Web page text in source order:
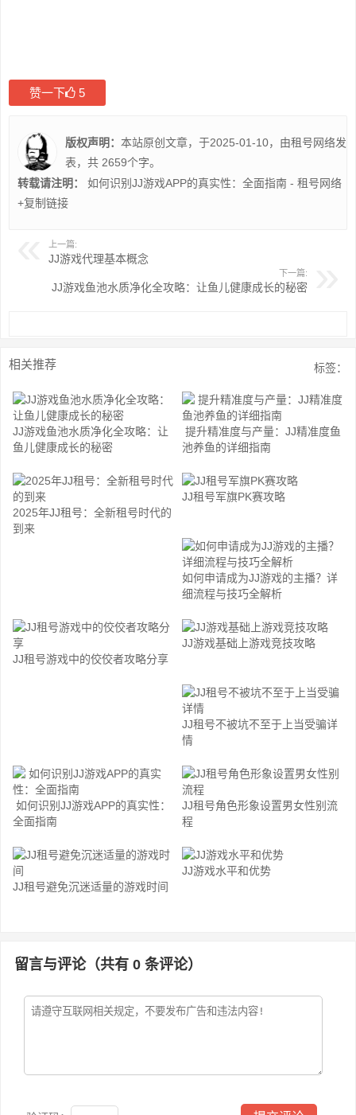
赞一下 5
版权声明： 本站原创文章，于2025-01-10，由租号网络发
表，共 2659个字。
转载请注明：
如何识别JJ游戏APP的真实性：全面指南 - 租号网络
+复制链接
上一篇:
JJ游戏代理基本概念
下一篇:
JJ游戏鱼池水质净化全攻略：让鱼儿健康成长的秘密
相关推荐 标签：
JJ游戏鱼池水质净化全攻略：让
鱼儿健康成长的秘密
提升精准度与产量：JJ精准度鱼
池养鱼的详细指南
2025年JJ租号：全新租号时代的
到来
JJ租号军旗PK赛攻略
如何申请成为JJ游戏的主播？详
细流程与技巧全解析
JJ租号游戏中的佼佼者攻略分享
JJ游戏基础上游戏竞技攻略
JJ租号不被坑不至于上当受骗详
情
如何识别JJ游戏APP的真实性：
全面指南
JJ租号角色形象设置男女性别流
程
JJ租号避免沉迷适量的游戏时间
JJ游戏水平和优势
留言与评论（共有 0 条评论）